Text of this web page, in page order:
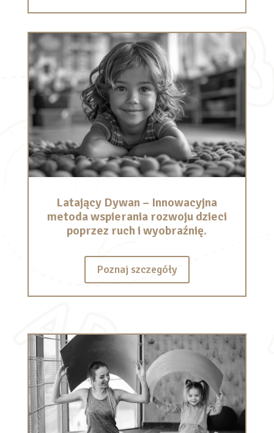
Latający Dywan – Innowacyjna
metoda wspierania rozwoju dzieci
poprzez ruch i wyobraźnię.
Poznaj szczegóły